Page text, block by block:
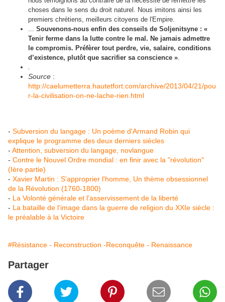
choses dans le sens du droit naturel. Nous imitons ainsi les
premiers chrétiens, meilleurs citoyens de l'Empire.
... Souvenons-nous enfin des conseils de Soljenitsyne : «
Tenir ferme dans la lutte contre le mal. Ne jamais admettre
le compromis. Préfèrer tout perdre, vie, salaire, conditions
d’existence, plutôt que sacrifier sa conscience ».
Source :
http://caelumetterra.hautetfort.com/archive/2013/04/21/pou
r-la-civilisation-on-ne-lache-rien.html
- Subversion du langage : Un poème d'Armand Robin qui
explique le programme des deux derniers siècles
- Attention, subversion du langage, novlangue
- Contre le Nouvel Ordre mondial : en finir avec la "révolution"
(Ière partie)
- Xavier Martin : S'approprier l'homme, Un thème obsessionnel
de la Révolution (1760-1800)
- La Volonté générale et l'asservissement de la liberté
- La bataille de l'image dans la guerre de religion du XXIe siècle :
le préalable à la Victoire
#Résistance - Reconstruction -Reconquête - Renaissance
Partager